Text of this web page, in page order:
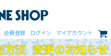
会員登録 ログイン マイアカウント